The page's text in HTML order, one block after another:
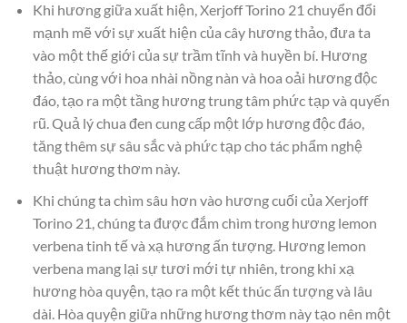
Khi hương giữa xuất hiện, Xerjoff Torino 21 chuyển đổi
mạnh mẽ với sự xuất hiện của cây hương thảo, đưa ta
vào một thế giới của sự trầm tĩnh và huyền bí. Hương
thảo, cùng với hoa nhài nồng nàn và hoa oải hương độc
đáo, tạo ra một tầng hương trung tâm phức tạp và quyến
rũ. Quả lý chua đen cung cấp một lớp hương độc đáo,
tăng thêm sự sâu sắc và phức tạp cho tác phẩm nghệ
thuật hương thơm này.
Khi chúng ta chìm sâu hơn vào hương cuối của Xerjoff
Torino 21, chúng ta được đắm chìm trong hương lemon
verbena tinh tế và xạ hương ấn tượng. Hương lemon
verbena mang lại sự tươi mới tự nhiên, trong khi xạ
hương hòa quyện, tạo ra một kết thúc ấn tượng và lâu
dài. Hòa quyện giữa những hương thơm này tạo nên một